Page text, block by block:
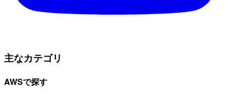
主なカテゴリ
AWSで探す